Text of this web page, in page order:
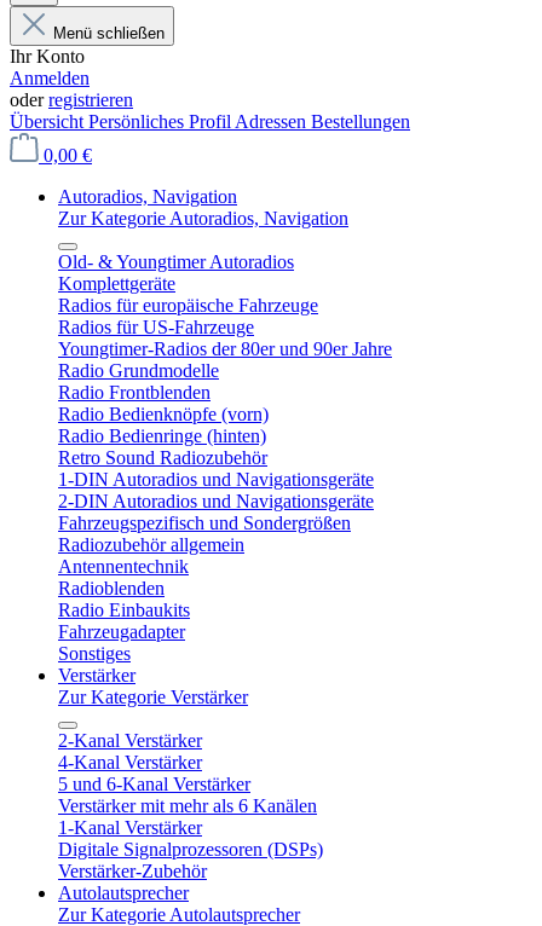
Menü schließen
Ihr Konto
Anmelden
oderregistrieren
Übersicht Persönliches Profil Adressen Bestellungen
0,00 €
Autoradios, Navigation
Zur Kategorie Autoradios, Navigation
Old- & Youngtimer Autoradios
Komplettgeräte
Radios für europäische Fahrzeuge
Radios für US-Fahrzeuge
Youngtimer-Radios der 80er und 90er Jahre
Radio Grundmodelle
Radio Frontblenden
Radio Bedienknöpfe (vorn)
Radio Bedienringe (hinten)
Retro Sound Radiozubehör
1-DIN Autoradios und Navigationsgeräte
2-DIN Autoradios und Navigationsgeräte
Fahrzeugspezifisch und Sondergrößen
Radiozubehör allgemein
Antennentechnik
Radioblenden
Radio Einbaukits
Fahrzeugadapter
Sonstiges
Verstärker
Zur Kategorie Verstärker
2-Kanal Verstärker
4-Kanal Verstärker
5 und 6-Kanal Verstärker
Verstärker mit mehr als 6 Kanälen
1-Kanal Verstärker
Digitale Signalprozessoren (DSPs)
Verstärker-Zubehör
Autolautsprecher
Zur Kategorie Autolautsprecher